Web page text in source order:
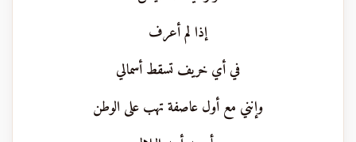
إذا لم أعرف
في أي خريف تسقط أسمالي
وإنني مع أول عاصفة تهب على الوطن